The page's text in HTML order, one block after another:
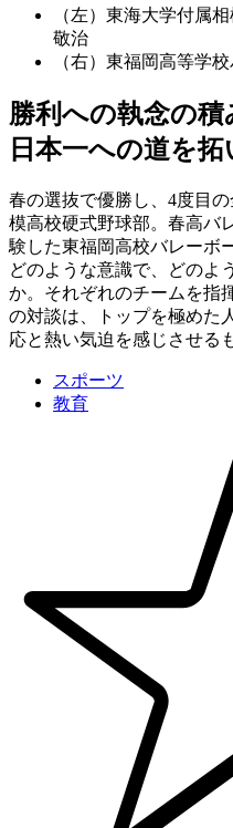
（左）東海大学付属
敬治
（右）東福岡高等学
勝利への執念の
日本一への道を拓
春の選抜で優勝し、4度目
模高校硬式野球部。春高バ
験した東福岡高校バレーボ
どのような意識で、どのよ
か。それぞれのチームを指
の対談は、トップを極めた
応と熱い気迫を感じさせる
スポーツ
教育